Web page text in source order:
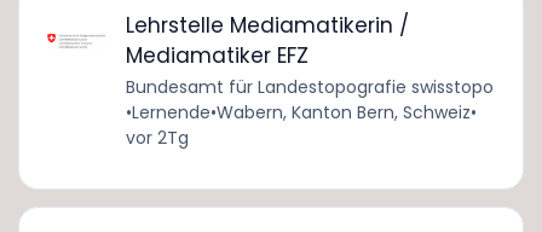
Lehrstelle Mediamatikerin /
Mediamatiker EFZ
Bundesamt für Landestopografie swisstopo
•Lernende•Wabern, Kanton Bern, Schweiz•
vor 2Tg